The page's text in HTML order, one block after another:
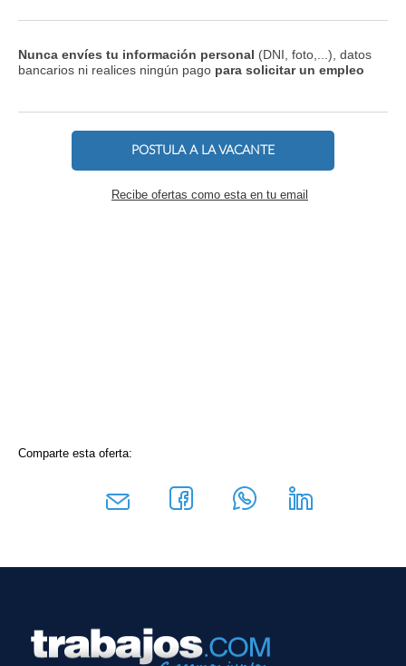
Nunca envíes tu información personal (DNI, foto,...), datos
bancarios ni realices ningún pago para solicitar un empleo
POSTULA A LA VACANTE
Recibe ofertas como esta en tu email
Comparte esta oferta: